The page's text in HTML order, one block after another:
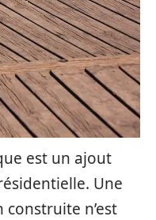
est un ajout
Une
n’est